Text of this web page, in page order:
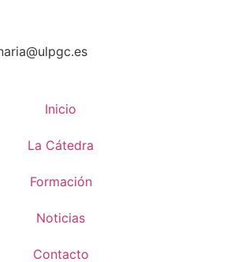
Inicio
La Cátedra
Formación
Noticias
Contacto